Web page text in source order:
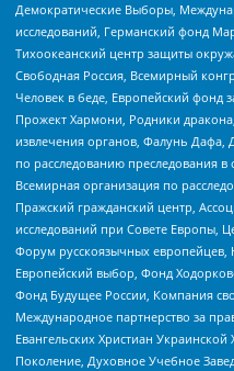
Демократические Выборы,
исследований, Германский фонд
Тихоокеанский центр защиты
Свободная Россия, Всемирный
Человек в беде, Европейский фонд
Прожект Хармони, Родники
извлечения органов, Фалунь Дафа,
по расследованию преследования
Всемирная организация по
Пражский гражданский центр,
исследований при Совете Европы,
Форум русскоязычных европейцев,
Европейский выбор, Фонд
Фонд Будущее России, Компания
Международное партнерство за
Евангельских Христиан
Поколение, Духовное Учебное